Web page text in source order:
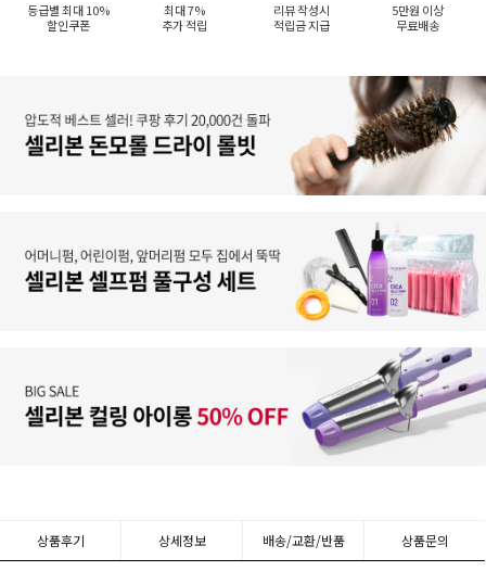
등급별 최대 10%
할인쿠폰
최대 7%
추가 적립
리뷰 작성시
적립금 지급
5만원 이상
무료배송
상품후기 상세정보 배송/교환/반품 상품문의